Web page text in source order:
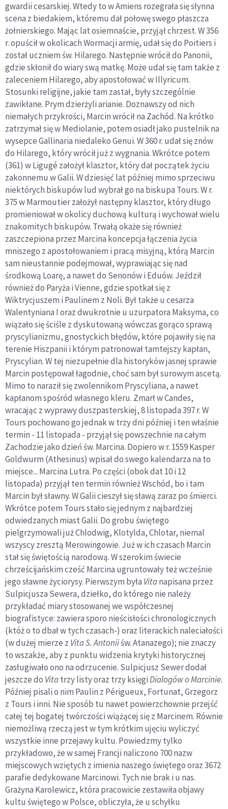
gwardii cesarskiej. Wtedy to w Amiens rozegrała się słynna
scena z biedakiem, któremu dał połowę swego płaszcza
żołnierskiego. Mając lat osiemnaście, przyjął chrzest. W 356
r. opuścił w okolicach Wormacji armię, udał się do Poitiers i
został uczniem św. Hilarego. Następnie wrócił do Panonii,
gdzie skłonił do wiary swą matkę. Może udał się tam także z
zaleceniem Hilarego, aby apostołować w Illyricum.
Stosunki religijne, jakie tam zastał, były szczególnie
zawikłane. Prym dzierżyli arianie. Doznawszy od nich
niemałych przykrości, Marcin wrócił na Zachód. Na krótko
zatrzymał się w Mediolanie, potem osiadł jako pustelnik na
wysepce Gallinaria niedaleko Genui. W 360 r. udał się znów
do Hilarego, który wrócił już z wygnania. Wkrótce potem
(361) w Ligugé założył klasztor, który dał początek życiu
zakonnemu w Galii. W dziesięć lat później mimo sprzeciwu
niektórych biskupów lud wybrał go na biskupa Tours. W r.
375 w Marmoutier założył następny klasztor, który długo
promieniował w okolicy duchową kulturą i wychował wielu
znakomitych biskupów. Trwałą okaże się również
zaszczepiona przez Marcina koncepcja łączenia życia
mniszego z apostołowaniem i pracą misyjną, którą Marcin
sam nieustannie podejmował, wyprawiając się nad
środkową Loarę, a nawet do Senonów i Eduów. Jeździł
również do Paryża i Vienne, gdzie spotkał się z
Wiktrycjuszem i Paulinem z Noli. Był także u cesarza
Walentyniana I oraz dwukrotnie u uzurpatora Maksyma, co
wiązało się ściśle z dyskutowaną wówczas gorąco sprawą
pryscylianizmu, gnostyckich błędów, które pojawiły się na
terenie Hiszpanii i którym patronował tamtejszy kapłan,
Pryscylian. W tej niezupełnie dla historyków jasnej sprawie
Marcin postępował łagodnie, choć sam był surowym ascetą.
Mimo to naraził się zwolennikom Pryscyliana, a nawet
kapłanom spośród własnego kleru. Zmarł w Candes,
wracając z wyprawy duszpasterskiej, 8 listopada 397 r. W
Tours pochowano go jednak w trzy dni później i ten właśnie
termin - 11 listopada - przyjął się powszechnie na całym
Zachodzie jako dzień św. Marcina. Dopiero w r. 1559 Kasper
Goldwurm (Athesinus) wpisał do swego kalendarza na to
miejsce... Marcina Lutra. Po części (obok dat 10 i 12
listopada) przyjął ten termin również Wschód, bo i tam
Marcin był sławny. W Galii cieszył się sławą zaraz po śmierci.
Wkrótce potem Tours stało się jednym z najbardziej
odwiedzanych miast Galii. Do grobu świętego
pielgrzymowali już Chlodwig, Klotylda, Chlotar, niemal
wszyscy zresztą Merowingowie. Już w ich czasach Marcin
stał się świętością narodową. W szerokim świecie
chrześcijańskim cześć Marcina ugruntowały też wcześnie
jego sławne życiorysy. Pierwszym była Vitanapisana przez
Sulpicjusza Sewera, dziełko, do którego nie należy
przykładać miary stosowanej we współczesnej
biografistyce: zawiera sporo nieścisłości chronologicznych
(któż o to dbał w tych czasach-) oraz literackich naleciałości
(w dużej mierze z Vita S. Antoniiśw. Atanazego); nie znaczy
to wszakże, aby z punktu widzenia krytyki historycznej
zasługiwało ono na odrzucenie. Sulpicjusz Sewer dodał
jeszcze do Vitatrzy listy oraz trzy księgiDialogów o Marcinie.
Później pisali o nim Paulin z Périgueux, Fortunat, Grzegorz
z Tours i inni. Nie sposób tu nawet powierzchownie przejść
całej tej bogatej twórczości wiążącej się z Marcinem. Równie
niemożliwą rzeczą jest w tym krótkim ujęciu wyliczyć
wszystkie inne przejawy kultu. Powiedzmy tylko
przykładowo, że w samej Francji naliczono 700 nazw
miejscowych wziętych z imienia naszego świętego oraz 3672
parafie dedykowane Marcinowi. Tych nie brak i u nas.
Grażyna Karolewicz, która pracowicie zestawiła objawy
kultu świętego w Polsce, obliczyła, że u schyłku